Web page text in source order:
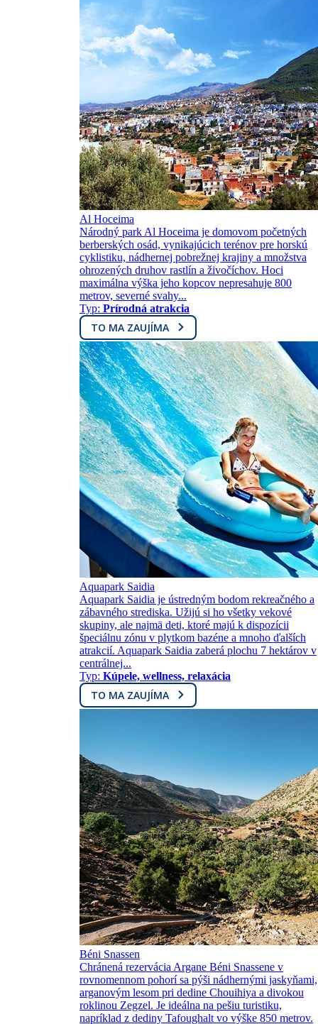
Al Hoceima
Národný park Al Hoceima je domovom početných
berberských osád, vynikajúcich terénov pre horskú
cyklistiku, nádhernej pobrežnej krajiny a množstva
ohrozených druhov rastlín a živočíchov. Hoci
maximálna výška jeho kopcov nepresahuje 800
metrov, severné svahy...
Typ: Prírodná atrakcia
TO MA ZAUJÍMA
Aquapark Saidia
Aquapark Saidia je ústredným bodom rekreačného a
zábavného strediska. Užijú si ho všetky vekové
skupiny, ale najmä deti, ktoré majú k dispozícii
špeciálnu zónu v plytkom bazéne a mnoho ďalších
atrakcií. Aquapark Saidia zaberá plochu 7 hektárov v
centrálnej...
Typ: Kúpele, wellness, relaxácia
TO MA ZAUJÍMA
Béni Snassen
Chránená rezervácia Argane Béni Snassene v
rovnomennom pohorí sa pýši nádhernými jaskyňami,
arganovým lesom pri dedine Chouihiya a divokou
roklinou Zegzel. Je ideálna na pešiu turistiku,
napríklad z dediny Tafoughalt vo výške 850 metrov.